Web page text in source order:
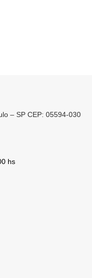
– SP CEP: 05594-030
hs